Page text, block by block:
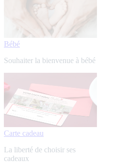
Bébé
Souhaiter la bienvenue à bébé
Carte cadeau
La liberté de choisir ses
cadeaux